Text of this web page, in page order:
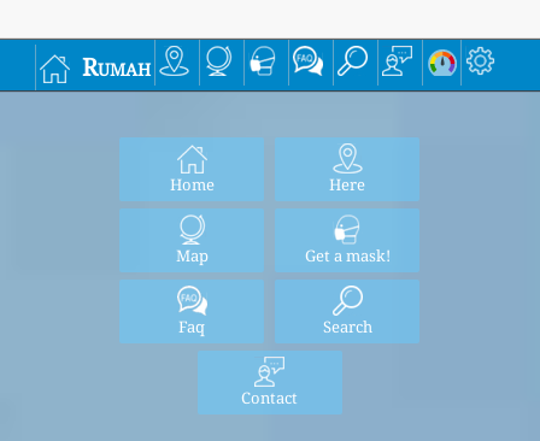
Rumah
Home Here
Map Get a mask!
Faq Search
Contact